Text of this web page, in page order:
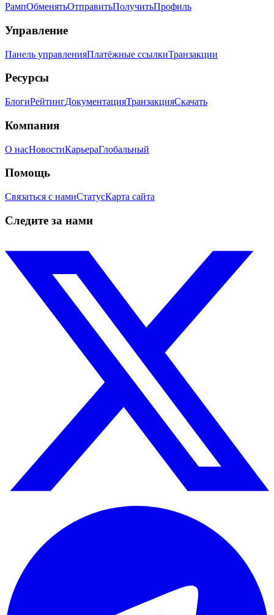
РампОбменятьОтправитьПолучитьПрофиль
Управление
Панель управленияПлатёжные ссылкиТранзакции
Ресурсы
БлогиРейтингДокументацияТранзакцияСкачать
Компания
О насНовостиКарьераГлобальный
Помощь
Связаться с намиСтатусКарта сайта
Следите за нами